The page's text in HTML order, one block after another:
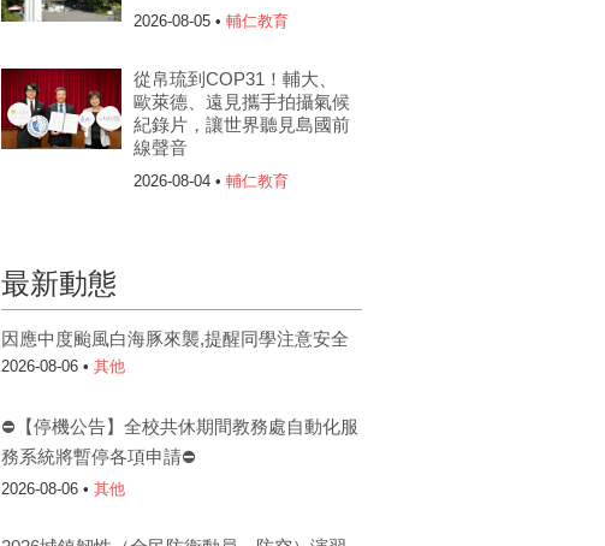
2026-08-05 • 輔仁教育
從帛琉到COP31！輔大、
歐萊德、遠見攜手拍攝氣候
紀錄片，讓世界聽見島國前
線聲音
2026-08-04 • 輔仁教育
最新動態
因應中度颱風白海豚來襲,提醒同學注意安全
2026-08-06 • 其他
⛔【停機公告】全校共休期間教務處自動化服
務系統將暫停各項申請⛔
2026-08-06 • 其他